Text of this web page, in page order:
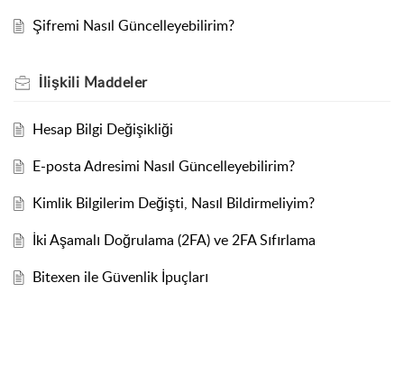
Şifremi Nasıl Güncelleyebilirim?
İlişkili Maddeler
Hesap Bilgi Değişikliği
E-posta Adresimi Nasıl Güncelleyebilirim?
Kimlik Bilgilerim Değişti, Nasıl Bildirmeliyim?
İki Aşamalı Doğrulama (2FA) ve 2FA Sıfırlama
Bitexen ile Güvenlik İpuçları